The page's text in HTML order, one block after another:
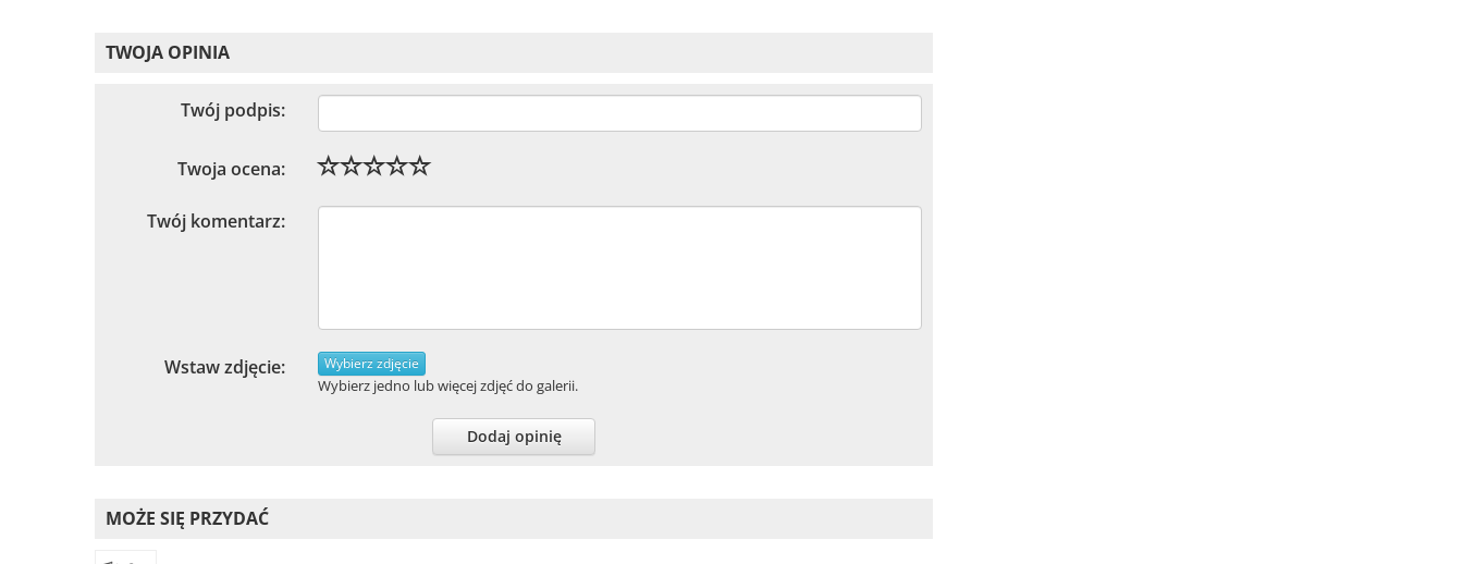
TWOJA OPINIA
Twój podpis:
Twoja ocena:
Twój komentarz:
Wstaw zdjęcie: Wybierz zdjęcie
Wybierz jedno lub więcej zdjęć do galerii.
Dodaj opinię
MOŻE SIĘ PRZYDAĆ